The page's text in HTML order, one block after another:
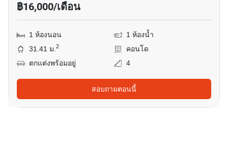
฿16,000/เดือน
1 ห้องนอน
1 ห้องน้ำ
31.41 ม.2
คอนโด
ตกแต่งพร้อมอยู่
4
สอบถามตอนนี้